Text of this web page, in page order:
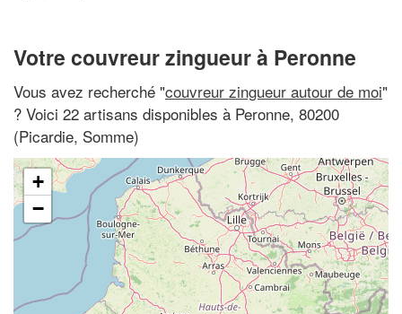
Votre couvreur zingueur à Peronne
Vous avez recherché "couvreur zingueur autour de moi"
? Voici 22 artisans disponibles à Peronne, 80200
(Picardie, Somme)
+
−